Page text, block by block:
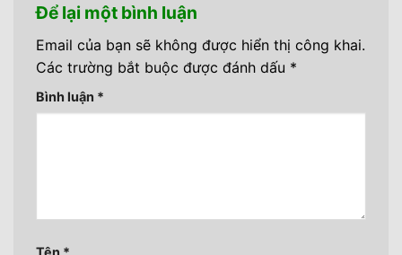
Để lại một bình luận
Email của bạn sẽ không được hiển thị công khai.
Các trường bắt buộc được đánh dấu *
Bình luận *
Tên *